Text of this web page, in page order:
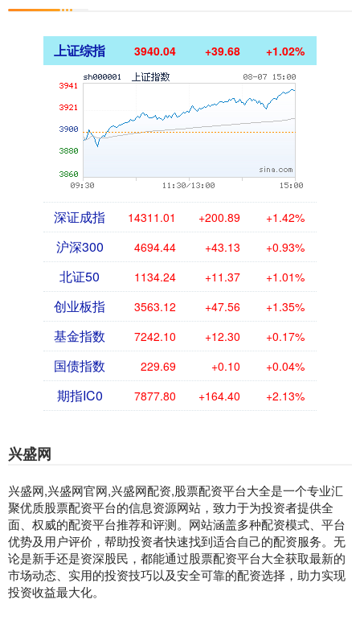
上证综指 3940.04 +39.68 +1.02%
深证成指 14311.01 +200.89 +1.42%
沪深300 4694.44 +43.13 +0.93%
北证50 1134.24 +11.37 +1.01%
创业板指 3563.12 +47.56 +1.35%
基金指数 7242.10 +12.30 +0.17%
国债指数 229.69 +0.10 +0.04%
期指IC0 7877.80 +164.40 +2.13%
兴盛网
兴盛网,兴盛网官网,兴盛网配资,股票配资平台大全是一个专业汇
聚优质股票配资平台的信息资源网站，致力于为投资者提供全
面、权威的配资平台推荐和评测。网站涵盖多种配资模式、平台
优势及用户评价，帮助投资者快速找到适合自己的配资服务。无
论是新手还是资深股民，都能通过股票配资平台大全获取最新的
市场动态、实用的投资技巧以及安全可靠的配资选择，助力实现
投资收益最大化。